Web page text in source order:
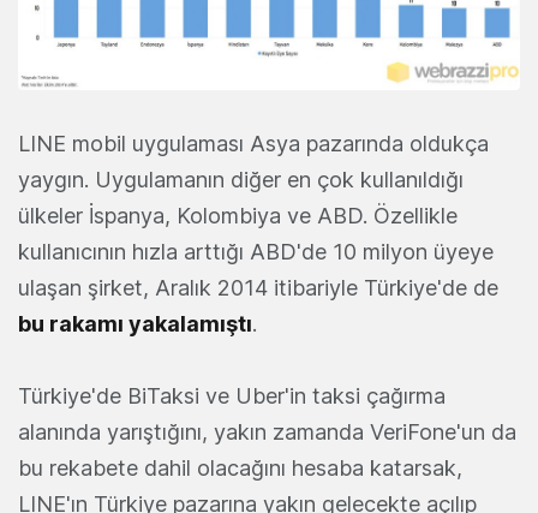
LINE mobil uygulaması Asya pazarında oldukça
yaygın. Uygulamanın diğer en çok kullanıldığı
ülkeler İspanya, Kolombiya ve ABD. Özellikle
kullanıcının hızla arttığı ABD'de 10 milyon üyeye
ulaşan şirket, Aralık 2014 itibariyle Türkiye'de de
bu rakamı yakalamıştı.
Türkiye'de BiTaksi ve Uber'in taksi çağırma
alanında yarıştığını, yakın zamanda VeriFone'un da
bu rekabete dahil olacağını hesaba katarsak,
LINE'ın Türkiye pazarına yakın gelecekte açılıp